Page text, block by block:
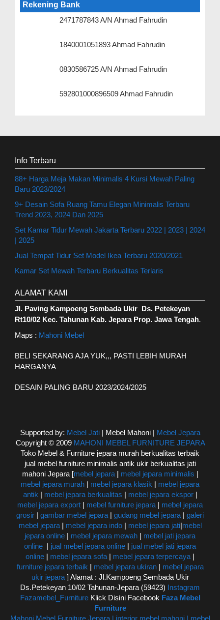
Rekening Bank
2471787843 A/N Ahmad Fahrudin
1840001051893 Ahmad Fahrudin
0830586725 A/N Ahmad Fahrudin
592801000896509 Ahmad Fahrudin
Info Terbaru
88+ Harga Meja Makan Minimalis 4 Kursi Mewah Paling
Baru 2023/2024
9+ Desain Sofa Ruang Tamu Elegan Minimalis Terbaru
Trend 2023, 2024 Dan 2025
Set Kamar Tidur Mewah Jakarta Terbaru 2022 | 2023 | 2024
| 2025
Jual Tempat Tidur Set Model Ikea Terbaru 2020/2021
Kamar Set Mewah Terbaru Berkualitas Terlaris
ALAMAT KAMI
Jl. Paving Kampoeng Sembada Ukir Ds. Petekeyan
Rt10/02 Kec. Tahunan Kab. Jepara Prop. Jawa Tengah.
Maps : Mahoni Mebel
BELI SEKARANG AJA YUK,,, PASTI LEBIH MURAH
HARGANYA
DESAIN PALING BARU 2023/2024/2025
Supported by: Mebel Jati| Mebel Mahoni | Mebel Jepara
Copyright © 2009 MAHONI MEBEL FURNITURE JEPARA
Toko Mebel & Furniture jepara murah berkualitas terbaik
jual mebel furniture minimalis antik ukir berkualitas jati
mahoni Jepara [mebel jepara| mebel jepara minimalis |
mebel jepara murah | mebel jepara klasik | mebel jepara
antik | mebel jepara berkualitas | mebel jepara ekspor|
mebel jepara export | mebel furniture jepara | mebel jepara
grosir | gambar mebel jepara | gudang mebel jepara | galeri
mebel jepara| mebel jepara indo| mebel jepara jati|mebel
jepara online | mebel jepara mewah | mebel jati jepara
online | jual mebel jepara online | jual mebel jati jepara
online | mebel jepara sofa | mebel jepara terpercaya |
furniture jepara terbaik | mebel jepara ukiran| mebel jepara
ukir jepara ] Alamat : Jl.Kampoeng Sembada Ukir
Ds.Petekeyan 10/02 Tahunan-Jepara (59423) Instagram
Fazamebel_FurnitureKlick Disini Facebook Faza Mebel
Furniture